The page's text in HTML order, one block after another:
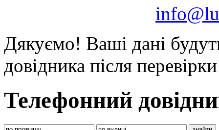
Дякуємо! Ваші дані
довідника після
Телефонний